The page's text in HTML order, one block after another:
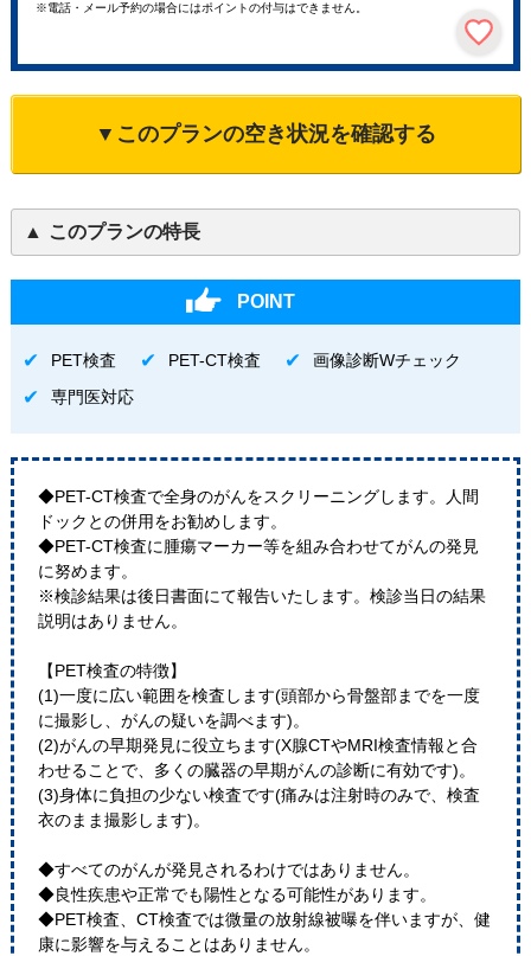
※電話・メール予約の場合にはポイントの付与はできません。
▼このプランの空き状況を確認する
このプランの特長
POINT
PET検査 PET-CT検査
画像診断Wチェック
専門医対応
◆PET-CT検査で全身のがんをスクリーニングします。人間
ドックとの併用をお勧めします。
◆PET-CT検査に腫瘍マーカー等を組み合わせてがんの発見
に努めます。
※検診結果は後日書面にて報告いたします。検診当日の結果
説明はありません。
【PET検査の特徴】
(1)一度に広い範囲を検査します(頭部から骨盤部までを一度
に撮影し、がんの疑いを調べます)。
(2)がんの早期発見に役立ちます(X腺CTやMRI検査情報と合
わせることで、多くの臓器の早期がんの診断に有効です)。
(3)身体に負担の少ない検査です(痛みは注射時のみで、検査
衣のまま撮影します)。
◆すべてのがんが発見されるわけではありません。
◆良性疾患や正常でも陽性となる可能性があります。
◆PET検査、CT検査では微量の放射線被曝を伴いますが、健
康に影響を与えることはありません。